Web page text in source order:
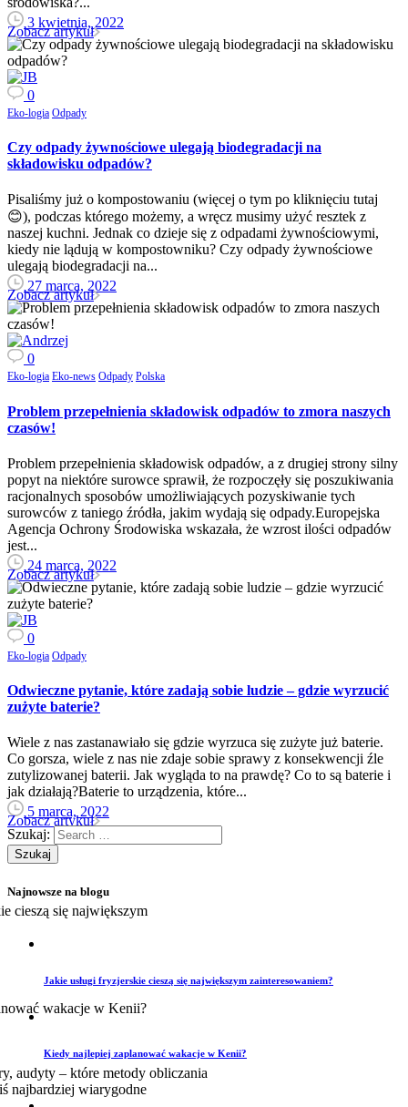
3 kwietnia, 2022
Zobacz artykuł
0
Eko-logia Odpady
Czy odpady żywnościowe ulegają biodegradacji na
składowisku odpadów?
Pisaliśmy już o kompostowaniu (więcej o tym po kliknięciu tutaj
😊), podczas którego możemy, a wręcz musimy użyć resztek z
naszej kuchni. Jednak co dzieje się z odpadami żywnościowymi,
kiedy nie lądują w kompostowniku? Czy odpady żywnościowe
ulegają biodegradacji na...
27 marca, 2022
Zobacz artykuł
0
Eko-logia Eko-news Odpady Polska
Problem przepełnienia składowisk odpadów to zmora naszych
czasów!
Problem przepełnienia składowisk odpadów, a z drugiej strony silny
popyt na niektóre surowce sprawił, że rozpoczęły się poszukiwania
racjonalnych sposobów umożliwiających pozyskiwanie tych
surowców z taniego źródła, jakim wydają się odpady.Europejska
Agencja Ochrony Środowiska wskazała, że wzrost ilości odpadów
jest...
24 marca, 2022
Zobacz artykuł
0
Eko-logia Odpady
Odwieczne pytanie, które zadają sobie ludzie – gdzie wyrzucić
zużyte baterie?
Wiele z nas zastanawiało się gdzie wyrzuca się zużyte już baterie.
Co gorsza, wiele z nas nie zdaje sobie sprawy z konsekwencji źle
zutylizowanej baterii. Jak wygląda to na prawdę? Co to są baterie i
jak działają?Baterie to urządzenia, które...
5 marca, 2022
Zobacz artykuł
Szukaj:
Najnowsze na blogu
Jakie usługi fryzjerskie cieszą się największym zainteresowaniem?
Kiedy najlepiej zaplanować wakacje w Kenii?